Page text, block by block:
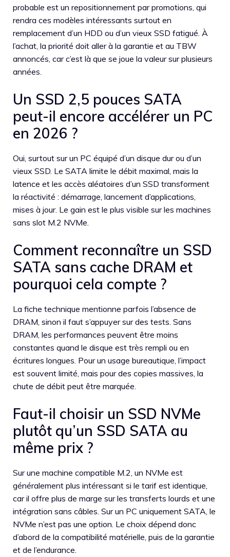
probable est un repositionnement par promotions, qui
rendra ces modèles intéressants surtout en
remplacement d’un HDD ou d’un vieux SSD fatigué. À
l’achat, la priorité doit aller à la garantie et au TBW
annoncés, car c’est là que se joue la valeur sur plusieurs
années.
Un SSD 2,5 pouces SATA
peut-il encore accélérer un PC
en 2026 ?
Oui, surtout sur un PC équipé d’un disque dur ou d’un
vieux SSD. Le SATA limite le débit maximal, mais la
latence et les accès aléatoires d’un SSD transforment
la réactivité : démarrage, lancement d’applications,
mises à jour. Le gain est le plus visible sur les machines
sans slot M.2 NVMe.
Comment reconnaître un SSD
SATA sans cache DRAM et
pourquoi cela compte ?
La fiche technique mentionne parfois l’absence de
DRAM, sinon il faut s’appuyer sur des tests. Sans
DRAM, les performances peuvent être moins
constantes quand le disque est très rempli ou en
écritures longues. Pour un usage bureautique, l’impact
est souvent limité, mais pour des copies massives, la
chute de débit peut être marquée.
Faut-il choisir un SSD NVMe
plutôt qu’un SSD SATA au
même prix ?
Sur une machine compatible M.2, un NVMe est
généralement plus intéressant si le tarif est identique,
car il offre plus de marge sur les transferts lourds et une
intégration sans câbles. Sur un PC uniquement SATA, le
NVMe n’est pas une option. Le choix dépend donc
d’abord de la compatibilité matérielle, puis de la garantie
et de l’endurance.